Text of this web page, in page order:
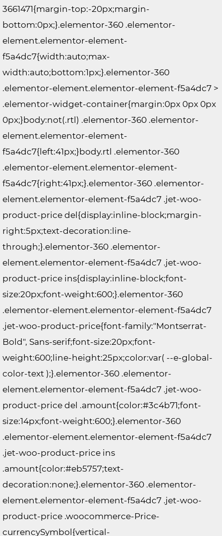
3661471{margin-top:-20px;margin-
bottom:0px;}.elementor-360 .elementor-
element.elementor-element-
f5a4dc7{width:auto;max-
width:auto;bottom:1px;}.elementor-360
.elementor-element.elementor-element-f5a4dc7 >
.elementor-widget-container{margin:0px 0px 0px
0px;}body:not(.rtl) .elementor-360 .elementor-
element.elementor-element-
f5a4dc7{left:41px;}body.rtl .elementor-360
.elementor-element.elementor-element-
f5a4dc7{right:41px;}.elementor-360 .elementor-
element.elementor-element-f5a4dc7 .jet-woo-
product-price del{display:inline-block;margin-
right:5px;text-decoration:line-
through;}.elementor-360 .elementor-
element.elementor-element-f5a4dc7 .jet-woo-
product-price ins{display:inline-block;font-
size:20px;font-weight:600;}.elementor-360
.elementor-element.elementor-element-f5a4dc7
.jet-woo-product-price{font-family:"Montserrat-
Bold", Sans-serif;font-size:20px;font-
weight:600;line-height:25px;color:var( --e-global-
color-text );}.elementor-360 .elementor-
element.elementor-element-f5a4dc7 .jet-woo-
product-price del .amount{color:#3c4b71;font-
size:14px;font-weight:600;}.elementor-360
.elementor-element.elementor-element-f5a4dc7
.jet-woo-product-price ins
.amount{color:#eb5757;text-
decoration:none;}.elementor-360 .elementor-
element.elementor-element-f5a4dc7 .jet-woo-
product-price .woocommerce-Price-
currencySymbol{vertical-